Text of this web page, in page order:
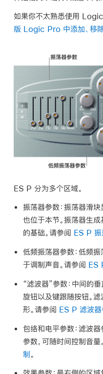
如果你不太熟悉使用
版 Logic Pro 中添加、移
ES P 分为多个区域。
振荡器参数： 振荡器滑块
也位于本节。振荡器生
的基础。请参阅 ES P
低频振荡器参数： 低频振
于调制声音。请参阅 ES
“滤波器”参数： 中间的垂
旋钮以及键跟随按钮。
形。请参阅 ES P 滤波器
包络和电平参数： 滤波器
参数，可随时间控制音量
制 。